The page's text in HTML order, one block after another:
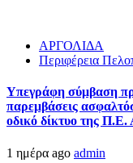
ΑΡΓΟΛΙΔΑ
Περιφέρεια
Υπεγράφη σύμβαση
παρεμβάσεις
οδικό δίκτυο της Π.Ε.
1 ημέρα ago admin